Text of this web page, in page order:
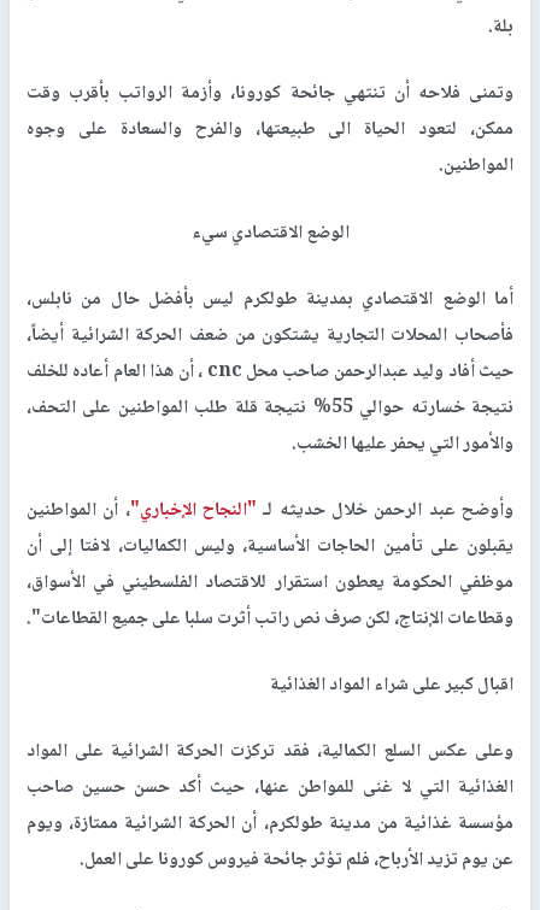
بلة.
وتمنى فلاحه أن تنتهي جائحة كورونا، وأزمة الرواتب بأقرب وقت
ممكن، لتعود الحياة الى طبيعتها، والفرح والسعادة على وجوه
المواطنين.
الوضع الاقتصادي سيء
أما الوضع الاقتصادي بمدينة طولكرم ليس بأفضل حال من نابلس،
فأصحاب المحلات التجارية يشتكون من ضعف الحركة الشرائية أيضاً،
حيث أفاد وليد عبدالرحمن صاحب محل cnc ، أن هذا العام أعاده للخلف
نتيجة خسارته حوالي 55% نتيجة قلة طلب المواطنين على التحف،
والأمور التي يحفر عليها الخشب.
وأوضح عبد الرحمن خلال حديثه لـ "النجاح الإخباري"، أن المواطنين
يقبلون على تأمين الحاجات الأساسية، وليس الكماليات، لافتا إلى أن
موظفي الحكومة يعطون استقرار للاقتصاد الفلسطيني في الأسواق،
وقطاعات الإنتاج، لكن صرف نص راتب أثرت سلبا على جميع القطاعات".
اقبال كبير على شراء المواد الغذائية
وعلى عكس السلع الكمالية، فقد تركزت الحركة الشرائية على المواد
الغذائية التي لا غنى للمواطن عنها، حيث أكد حسن حسين صاحب
مؤسسة غذائية من مدينة طولكرم، أن الحركة الشرائية ممتازة، ويوم
عن يوم تزيد الأرباح، فلم تؤثر جائحة فيروس كورونا على العمل.